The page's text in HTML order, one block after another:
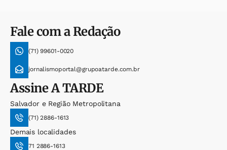
Fale com a Redação
(71) 99601-0020
jornalismoportal@grupoatarde.com.br
AssineA TARDE
Salvador e Região Metropolitana
(71) 2886-1613
Demais localidades
71 2886-1613